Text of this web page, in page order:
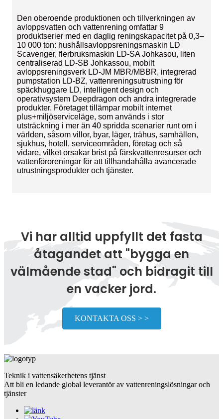
Den oberoende produktionen och tillverkningen av
avloppsvatten och vattenrening omfattar 9
produktserier med en daglig reningskapacitet på 0,3–
10 000 ton: hushållsavloppsreningsmaskin LD
Scavenger, flerbruksmaskin LD-SA Johkasou, liten
centraliserad LD-SB Johkassou, mobilt
avloppsreningsverk LD-JM MBR/MBBR, integrerad
pumpstation LD-BZ, vattenreningsutrustning för
späckhuggare LD, intelligent design och
operativsystem Deepdragon och andra integrerade
produkter. Företaget tillämpar mobilt internet
plus+miljöserviceläge, som används i stor
utsträckning i mer än 40 spridda scenarier runt om i
världen, såsom villor, byar, läger, trähus, samhällen,
sjukhus, hotell, serviceområden, företag och så
vidare, vilket orsakar brist på färskvattenresurser och
vattenföroreningar för att tillhandahålla avancerade
utrustningsprodukter och tjänster.
Vi har alltid uppfyllt det fasta
åtagandet att "bygga en
välmående stad" och bidragit till
en vacker jord.
KONTAKTA OSS > >
Teknik i vattensäkerhetens tjänst
Att bli en ledande global leverantör av vattenreningslösningar och
tjänster